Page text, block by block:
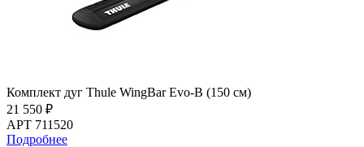
Комплект дуг Thule WingBar Evo-B (150 см)
21 550 ₽
АРТ 711520
Подробнее